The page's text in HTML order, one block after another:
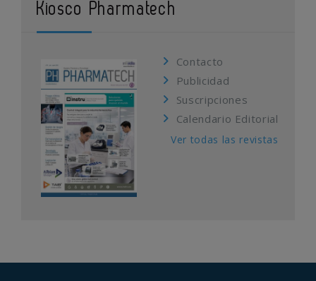
Kiosco Pharmatech
Contacto
Publicidad
Suscripciones
Calendario Editorial
Ver todas las revistas